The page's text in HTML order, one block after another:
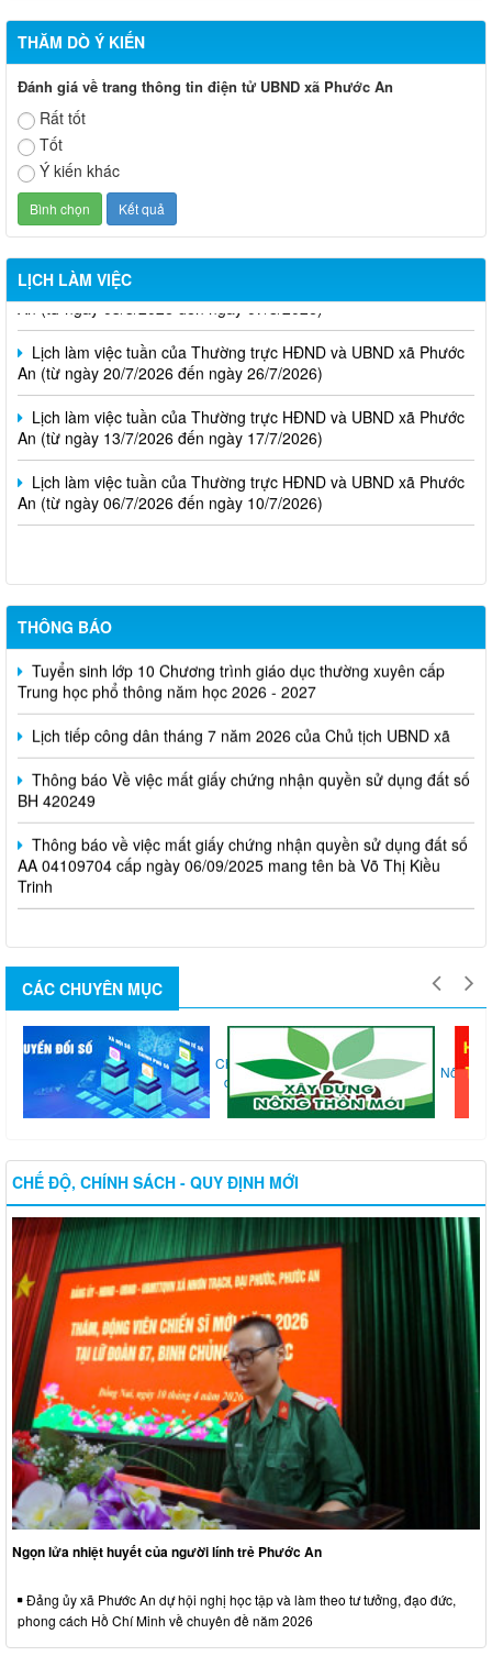
THĂM DÒ Ý KIẾN
Đánh giá về trang thông tin điện tử UBND xã Phước An
Rất tốt
Tốt
Ý kiến khác
LỊCH LÀM VIỆC
Lịch làm việc tuần của Thường trực HĐND và UBND xã Phước
An (từ ngày 03/8/2026 đến ngày 07/8/2026)
Lịch làm việc tuần của Thường trực HĐND và UBND xã Phước
An (từ ngày 20/7/2026 đến ngày 26/7/2026)
Lịch làm việc tuần của Thường trực HĐND và UBND xã Phước
An (từ ngày 13/7/2026 đến ngày 17/7/2026)
Lịch làm việc tuần của Thường trực HĐND và UBND xã Phước
An (từ ngày 06/7/2026 đến ngày 10/7/2026)
THÔNG BÁO
Lịch tiếp công dân tháng 8 năm 2026 của Chủ tịch UBND xã
Tuyển sinh lớp 10 Chương trình giáo dục thường xuyên cấp
Trung học phổ thông năm học 2026 - 2027
Lịch tiếp công dân tháng 7 năm 2026 của Chủ tịch UBND xã
Thông báo Về việc mất giấy chứng nhận quyền sử dụng đất số
BH 420249
Thông báo về việc mất giấy chứng nhận quyền sử dụng đất số
AA 04109704 cấp ngày 06/09/2025 mang tên bà Võ Thị Kiều
Trinh
CÁC CHUYÊN MỤC
Chuyển
đổi...
Nông...
CHẾ ĐỘ, CHÍNH SÁCH - QUY ĐỊNH MỚI
Ngọn lửa nhiệt huyết của người lính trẻ Phước An
Đảng ủy xã Phước An dự hội nghị học tập và làm theo tư tưởng, đạo đức,
phong cách Hồ Chí Minh về chuyên đề năm 2026